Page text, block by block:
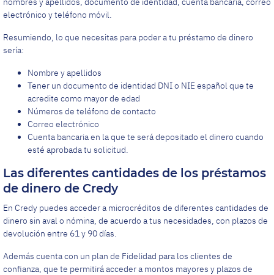
electrónico y teléfono móvil.
Resumiendo, lo que necesitas para poder a tu préstamo de dinero
sería:
Nombre y apellidos
Tener un documento de identidad DNI o NIE español que te
acredite como mayor de edad
Números de teléfono de contacto
Correo electrónico
Cuenta bancaria en la que te será depositado el dinero cuando
esté aprobada tu solicitud.
Las diferentes cantidades de los préstamos
de dinero de Credy
En Credy puedes acceder a microcréditos de diferentes cantidades de
dinero sin aval o nómina, de acuerdo a tus necesidades, con plazos de
devolución entre 61 y 90 días.
Además cuenta con un plan de Fidelidad para los clientes de
confianza, que te permitirá acceder a montos mayores y plazos de